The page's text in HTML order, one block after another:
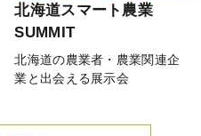
北海道スマート農業
SUMMIT
北海道の農業者・農業関連企
業と出会える展示会